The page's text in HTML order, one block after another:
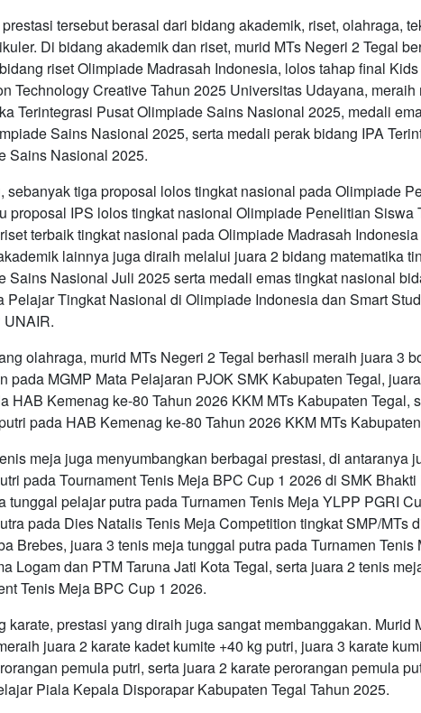
tersebut berasal dari bidang akademik, riset, olahraga,
Di bidang akademik dan riset, murid MTs Negeri 2 Tegal
riset Olimpiade Madrasah Indonesia, lolos tahap final
Technology Creative Tahun 2025 Universitas Udayana,
Terintegrasi Pusat Olimpiade Sains Nasional 2025, medali
Sains Nasional 2025, serta medali perak bidang IPA
Sains Nasional 2025.
sebanyak tiga proposal lolos tingkat nasional pada Olimpiade
proposal IPS lolos tingkat nasional Olimpiade Penelitian Siswa
terbaik tingkat nasional pada Olimpiade Madrasah
lainnya juga diraih melalui juara 2 bidang matematika
Sains Nasional Juli 2025 serta medali emas tingkat nasional
Pelajar Tingkat Nasional di Olimpiade Indonesia dan Smart
UNAIR.
olahraga, murid MTs Negeri 2 Tegal berhasil meraih juara 3
pada MGMP Mata Pelajaran PJOK SMK Kabupaten Tegal,
HAB Kemenag ke-80 Tahun 2026 KKM MTs Kabupaten Tegal,
pada HAB Kemenag ke-80 Tahun 2026 KKM MTs
meja juga menyumbangkan berbagai prestasi, di antaranya
pada Tournament Tenis Meja BPC Cup 1 2026 di SMK
tunggal pelajar putra pada Turnamen Tenis Meja YLPP PGRI
pada Dies Natalis Tenis Meja Competition tingkat SMP/MTs
Brebes, juara 3 tenis meja tunggal putra pada Turnamen
Logam dan PTM Taruna Jati Kota Tegal, serta juara 2 tenis
Tenis Meja BPC Cup 1 2026.
karate, prestasi yang diraih juga sangat membanggakan. Murid
juara 2 karate kadet kumite +40 kg putri, juara 3 karate
pemula putri, serta juara 2 karate perorangan pemula
Piala Kepala Disporapar Kabupaten Tegal Tahun 2025.